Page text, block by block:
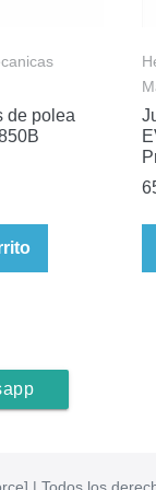
de polea
| Todos los